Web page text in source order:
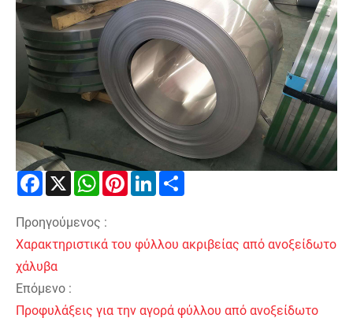
Facebook
X WhatsAppPinterestLinkedIn
Προηγούμενος :
Χαρακτηριστικά του φύλλου ακριβείας από ανοξείδωτο
χάλυβα
Επόμενο :
Προφυλάξεις για την αγορά φύλλου από ανοξείδωτο